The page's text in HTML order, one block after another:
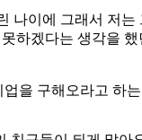
나이에 그래서 저는
하겠다는 생각을
을 구해오라고 하